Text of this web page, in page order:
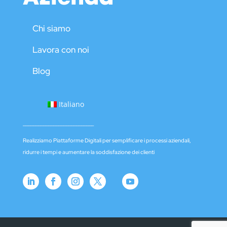
Chi siamo
Lavora con noi
Blog
Italiano
Realizziamo Piattaforme Digitali per semplificare i processi aziendali,
ridurre i tempi e aumentare la soddisfazione dei clienti